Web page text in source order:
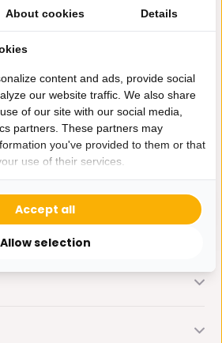
en promoties. We zullen
About cookies Details
content and ads, provide social
our website traffic. We also share
of our site with our social media,
partners. These partners may
you've provided to them or that
use of their services.
Allow selection
Accept all